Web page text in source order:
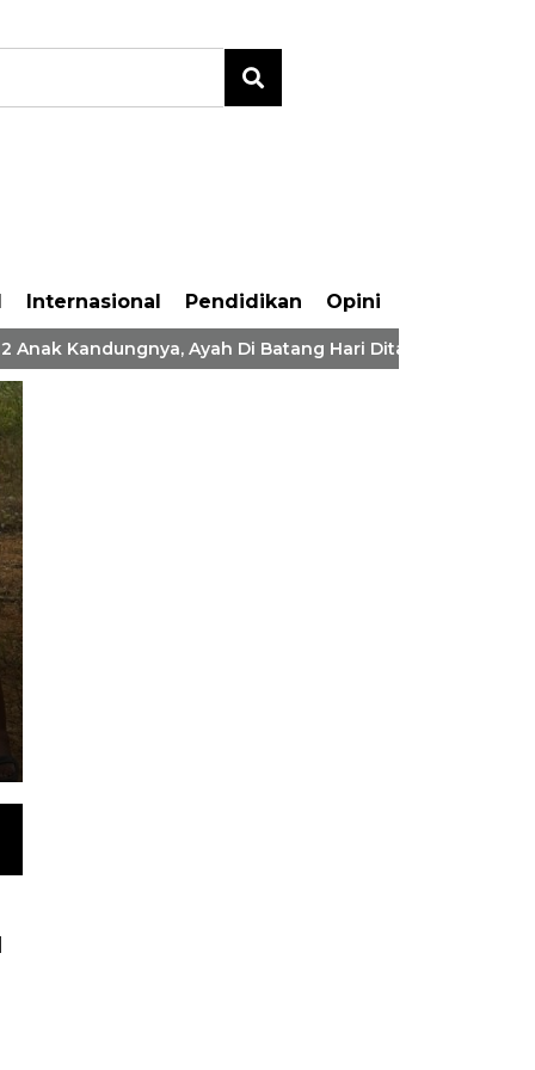
Internasional Pendidikan Opini
Kandungnya, Ayah Di Batang Hari Ditangkap Polisi